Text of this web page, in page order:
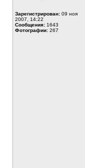
Зарегистрирован: 09 ноя
2007, 14:22
Сообщения: 1643
Фотографии: 267